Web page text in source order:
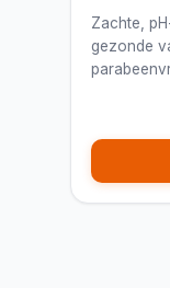
Zachte,
gezonde